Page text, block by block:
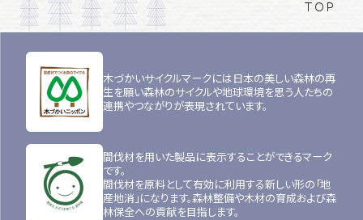
TOP
木づかいサイクルマークには日本の美しい森林の再
生を願い森林のサイクルや地球環境を思う人たちの
連携やつながりが表現されています。
間伐材を用いた製品に表示することができるマーク
です。
間伐材を原料として有効に利用する新しい形の「地
産地消」になります。森林整備や木材の育成および森
林保全への貢献を目指します。